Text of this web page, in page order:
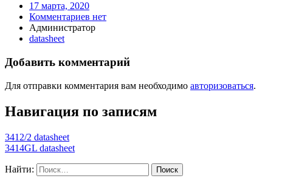
17 марта, 2020
Комментариев нет
Администратор
datasheet
Добавить комментарий
Для отправки комментария вам необходимо авторизоваться.
Навигация по записям
3412/2 datasheet
3414GL datasheet
Найти: